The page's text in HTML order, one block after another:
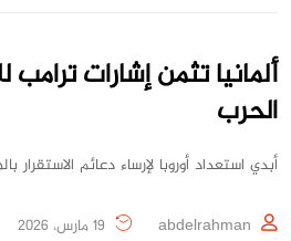
ألمانيا تثمن إشارات ترامب
الحرب
أبدي استعداد أوروبا لإرساء دعائم الاستقرار
abdelrahman